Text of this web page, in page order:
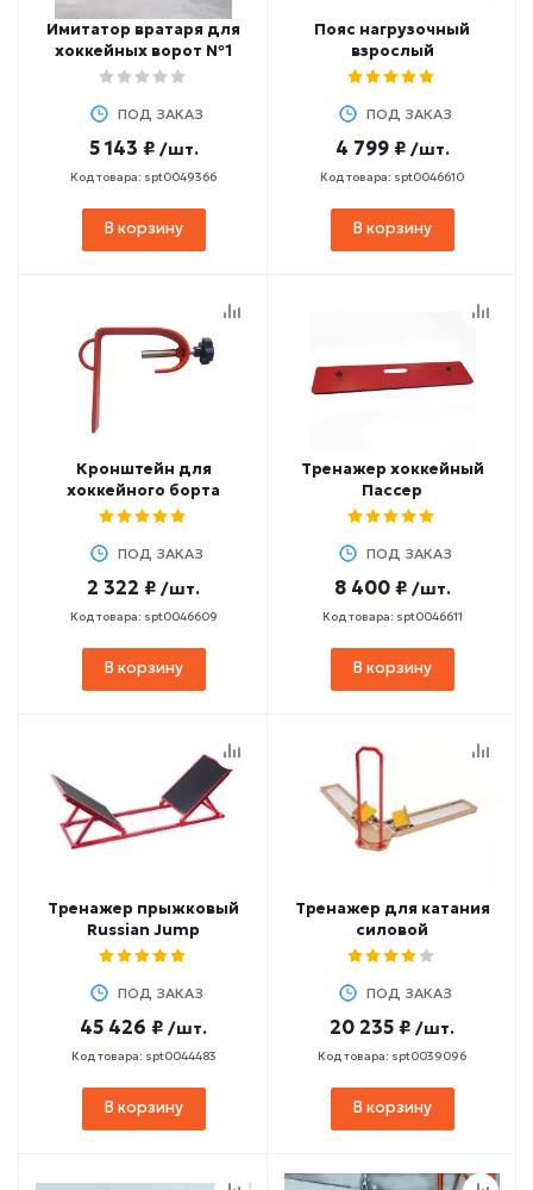
Имитатор вратаря для
хоккейных ворот №1
ПОД ЗАКАЗ
5 143 ₽ /шт.
Код товара: spt0049366
В корзину
Пояс нагрузочный
взрослый
ПОД ЗАКАЗ
4 799 ₽ /шт.
Код товара: spt0046610
В корзину
Кронштейн для
хоккейного борта
ПОД ЗАКАЗ
2 322 ₽ /шт.
Код товара: spt0046609
В корзину
Тренажер хоккейный
Пассер
ПОД ЗАКАЗ
8 400 ₽ /шт.
Код товара: spt0046611
В корзину
Тренажер прыжковый
Russian Jump
ПОД ЗАКАЗ
45 426 ₽ /шт.
Код товара: spt0044483
В корзину
Тренажер для катания
силовой
ПОД ЗАКАЗ
20 235 ₽ /шт.
Код товара: spt0039096
В корзину